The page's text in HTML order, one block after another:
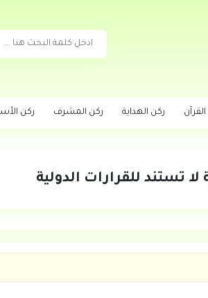
ركن الهداية ركن المشرف ركن
تستند للقرارات الدولية